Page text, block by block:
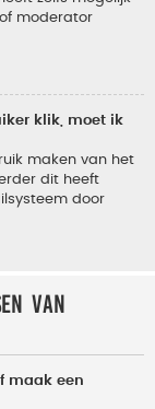
moderator
klik, moet ik
maken van het
dit heeft
door
van
maak een